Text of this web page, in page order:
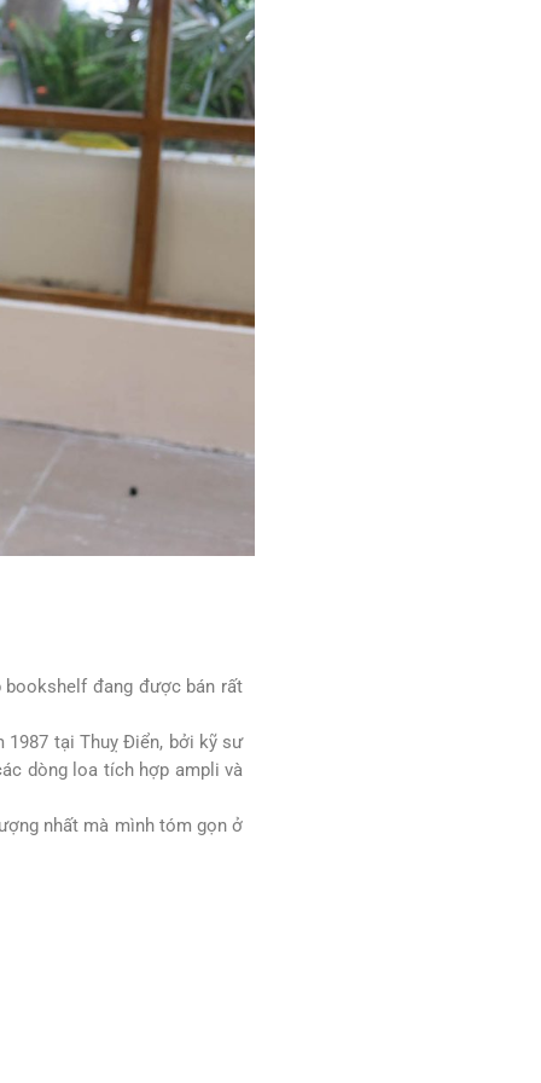
bookshelf đang được bán rất
tại Thuỵ Điển, bởi kỹ sư
dòng loa tích hợp ampli và
nhất mà mình tóm gọn ở